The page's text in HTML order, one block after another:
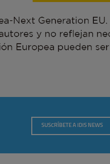
SUSCRÍBETE A IDIS NEWS